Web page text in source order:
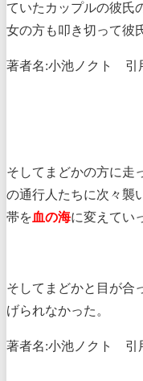
ていたカップルの彼氏
女の方も叩き切って彼
著者名:小池ノクト 引
そしてまどかの方に走
の通行人たちに次々襲
帯を血の海に変えてい
そしてまどかと目が合
げられなかった。
著者名:小池ノクト 引